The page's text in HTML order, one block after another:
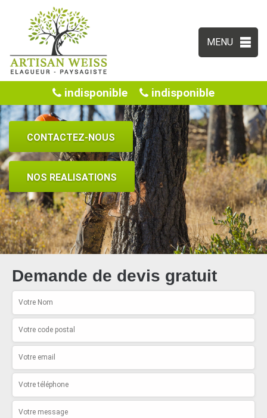
MENU
indisponible indisponible
CONTACTEZ-NOUS
NOS REALISATIONS
Demande de devis gratuit